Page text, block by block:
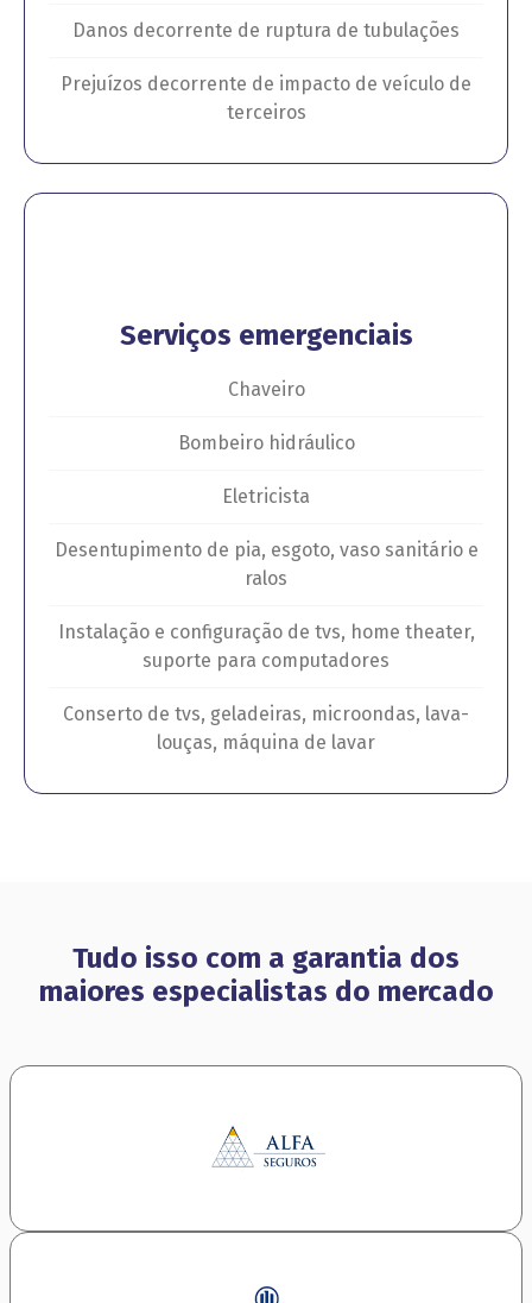
Danos decorrente de ruptura de tubulações
Prejuízos decorrente de impacto de veículo de
terceiros
Serviços emergenciais
Chaveiro
Bombeiro hidráulico
Eletricista
Desentupimento de pia, esgoto, vaso sanitário e
ralos
Instalação e configuração de tvs, home theater,
suporte para computadores
Conserto de tvs, geladeiras, microondas, lava-
louças, máquina de lavar
Tudo isso com a garantia dos
maiores especialistas do mercado